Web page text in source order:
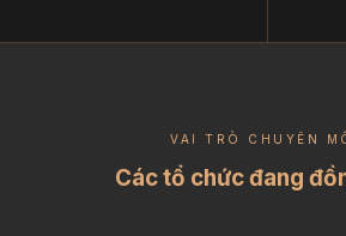
VAI TRÒ CHUYÊN
Các tổ chức đang